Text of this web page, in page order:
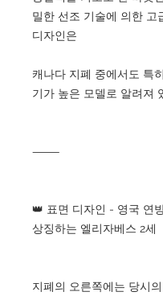
밀한 선조 기술에 의한 고
디자인은
캐나다 지폐 중에서도 특
기가 높은 모델로 알려져
⸻
👑 표면 디자인 - 영국 연
상징하는 엘리자베스 2세
지폐의 오른쪽에는 당시